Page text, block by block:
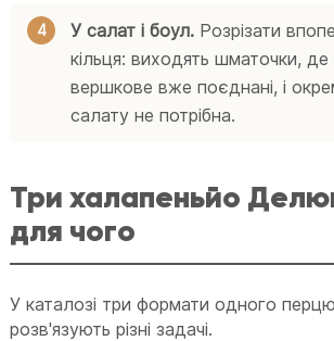
У салат і боул. Розрізати
кільця: виходять шматочки, де
вершкове вже поєднані, і
салату не потрібна.
Три халапеньйо
для чого
У каталозі три формати одного
розв'язують різні задачі.